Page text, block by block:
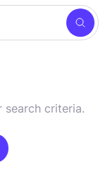
criteria.